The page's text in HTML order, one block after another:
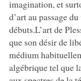
imagination, et
d’art au passage
débuts.L’art de
que son désir de
médium
algébrique tel que